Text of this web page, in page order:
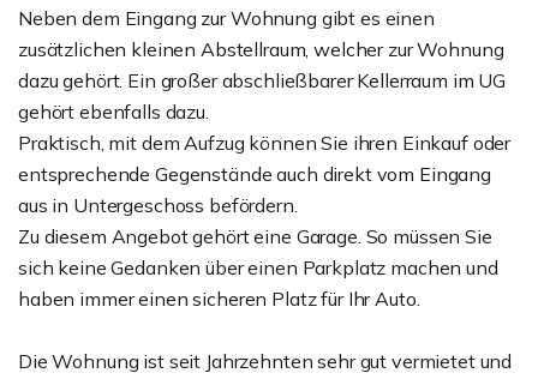
Neben dem Eingang zur Wohnung gibt es einen
zusätzlichen kleinen Abstellraum, welcher zur Wohnung
dazu gehört. Ein großer abschließbarer Kellerraum im UG
gehört ebenfalls dazu.
Praktisch, mit dem Aufzug können Sie ihren Einkauf oder
entsprechende Gegenstände auch direkt vom Eingang
aus in Untergeschoss befördern.
Zu diesem Angebot gehört eine Garage. So müssen Sie
sich keine Gedanken über einen Parkplatz machen und
haben immer einen sicheren Platz für Ihr Auto.
Die Wohnung ist seit Jahrzehnten sehr gut vermietet und